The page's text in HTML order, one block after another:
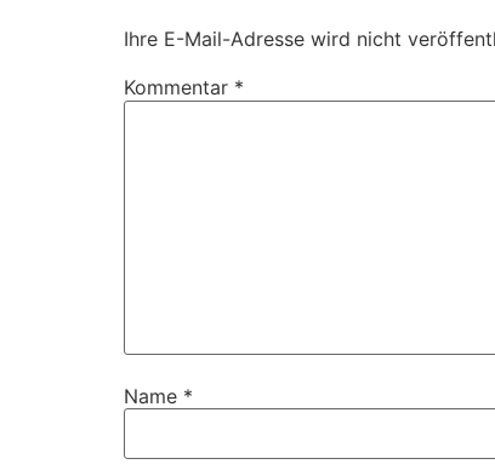
Ihre E-Mail-Adresse wird nicht
Kommentar *
Name *